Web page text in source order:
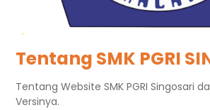
Tentang SMK PGRI
Tentang Website SMK PGRI Singosari
Versinya.